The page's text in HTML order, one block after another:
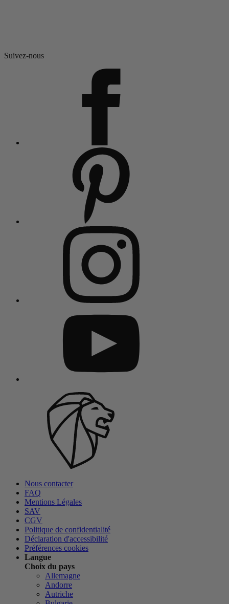
Suivez-nous
Nous contacter
FAQ
Mentions Légales
SAV
CGV
Politique de confidentialité
Déclaration d'accessibilité
Préférences cookies
Langue
Choix du pays
Allemagne
Andorre
Autriche